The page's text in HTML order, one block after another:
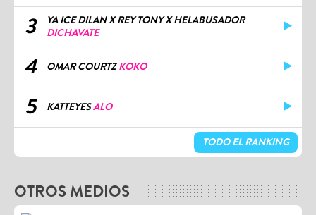
3
YA ICE DILAN X REY TONY X HELABUSADOR
DICHAVATE
4 OMAR COURTZKOKO
5 KATTEYESALO
TODO EL RANKING
OTROS MEDIOS